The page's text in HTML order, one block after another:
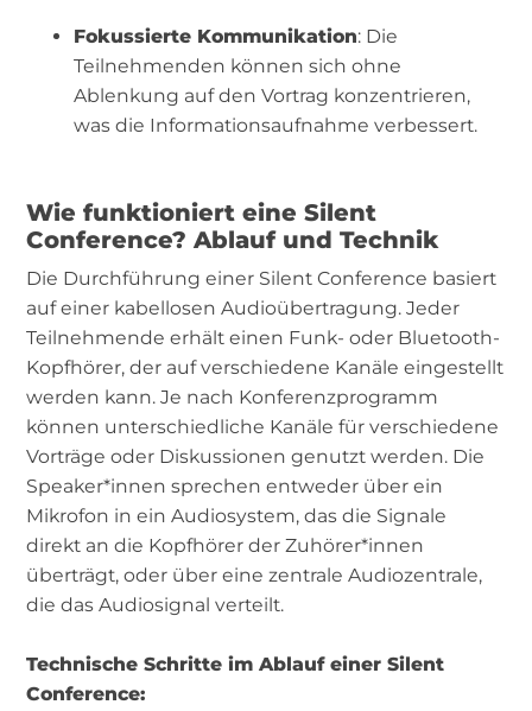
Fokussierte Kommunikation: Die
Teilnehmenden können sich ohne
Ablenkung auf den Vortrag konzentrieren,
was die Informationsaufnahme verbessert.
Wie funktioniert eine Silent
Conference? Ablauf und Technik
Die Durchführung einer Silent Conference basiert
auf einer kabellosen Audioübertragung. Jeder
Teilnehmende erhält einen Funk- oder Bluetooth-
Kopfhörer, der auf verschiedene Kanäle eingestellt
werden kann. Je nach Konferenzprogramm
können unterschiedliche Kanäle für verschiedene
Vorträge oder Diskussionen genutzt werden. Die
Speaker*innen sprechen entweder über ein
Mikrofon in ein Audiosystem, das die Signale
direkt an die Kopfhörer der Zuhörer*innen
überträgt, oder über eine zentrale Audiozentrale,
die das Audiosignal verteilt.
Technische Schritte im Ablauf einer Silent
Conference: